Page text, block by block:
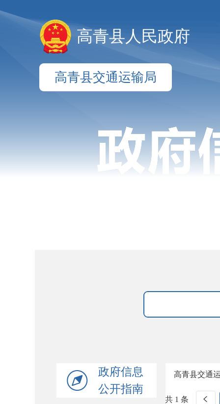
高青县人民政府
高青县交通运输局
政府信息
公开指南
高青县交通
共 1 条